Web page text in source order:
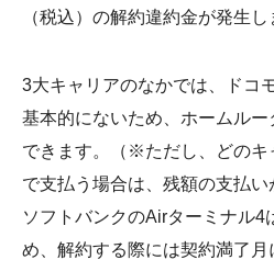
（税込）の解約違約金が発生し
3大キャリアのなかでは、ドコ
基本的にないため、ホームル
できます。（※ただし、どのキ
で支払う場合は、残額の支払い
ソフトバンクのAirターミナル4
め、解約する際には契約満了